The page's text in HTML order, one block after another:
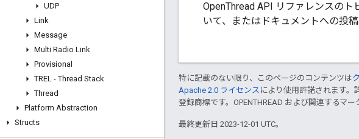
UDP
Link
Message
Multi Radio Link
Provisional
TREL - Thread Stack
Thread
Platform Abstraction
Structs
OpenThread API リファレンスのト
いて、またはドキュメントへの投稿
特に記載のない限り、このページのコンテンツは
Apache 2.0 ライセンス により使用許諾されます。
登録商標です。OPENTHREAD および関連するマ
最終更新日 2023-12-01 UTC。